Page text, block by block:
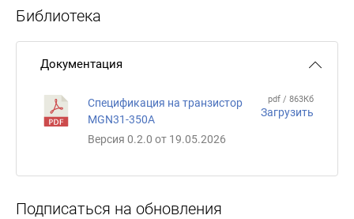
Библиотека
Документация
Спецификация на транзистор
MGN31-350А
Версия 0.2.0 от 19.05.2026
pdf / 863Кб
Загрузить
Подписаться на обновления